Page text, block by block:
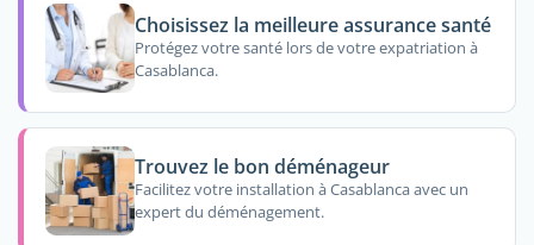
Choisissez la meilleure assurance santé
Protégez votre santé lors de votre expatriation à
Casablanca.
Trouvez le bon déménageur
Facilitez votre installation à Casablanca avec un
expert du déménagement.